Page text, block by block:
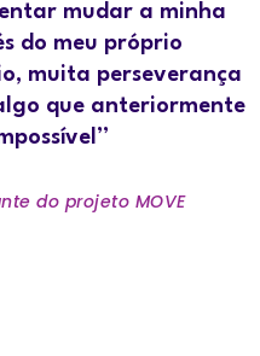
mudar a minha
do meu próprio
muita perseverança
que anteriormente
do projeto MOVE